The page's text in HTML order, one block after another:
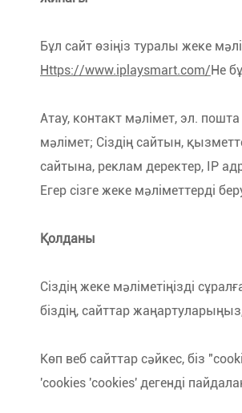
Бұл сайт өзіңіз туралы жеке
Https://www.iplaysmart.com/Не
Атау, контакт мәлімет, эл.
мәлімет; Сіздің сайтын,
сайтына, реклам деректер, IP
Егер сізге жеке мәліметтерді
Қолданы
Сіздің жеке мәліметіңізді
біздің, сайттар
Көп веб сайттар сәйкес, біз
'cookies 'cookies' дегенді